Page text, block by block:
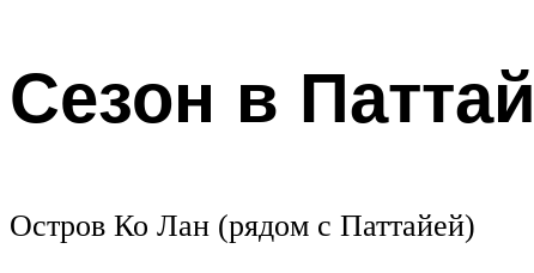
Сезон в
Остров Ко Лан (рядом с Паттайей)